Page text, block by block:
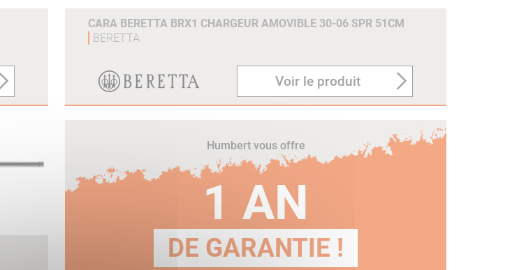
CARA BERETTA BRX1 CHARGEUR AMOVIBLE 30-06 SPR 51CM
BERETTA
Voir le produit
Humbert vous offre
1 AN
DE GARANTIE !